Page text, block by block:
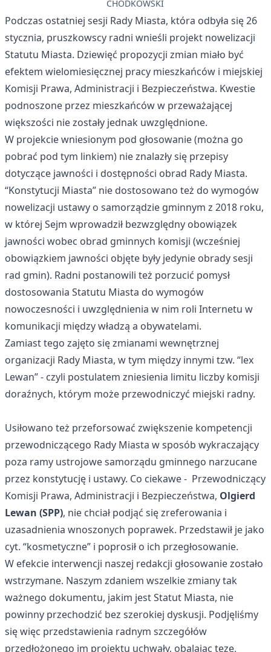
CHODKOWSKI
Podczas ostatniej sesji Rady Miasta, która odbyła się 26
stycznia, pruszkowscy radni wnieśli projekt nowelizacji
Statutu Miasta. Dziewięć propozycji zmian miało być
efektem wielomiesięcznej pracy mieszkańców i miejskiej
Komisji Prawa, Administracji i Bezpieczeństwa. Kwestie
podnoszone przez mieszkańców w przeważającej
większości nie zostały jednak uwzględnione.
W projekcie wniesionym pod głosowanie (można go
pobrać pod tym linkiem) nie znalazły się przepisy
dotyczące jawności i dostępności obrad Rady Miasta.
“Konstytucji Miasta” nie dostosowano też do wymogów
nowelizacji ustawy o samorządzie gminnym z 2018 roku,
w której Sejm wprowadził bezwzględny obowiązek
jawności wobec obrad gminnych komisji (wcześniej
obowiązkiem jawności objęte były jedynie obrady sesji
rad gmin). Radni postanowili też porzucić pomysł
dostosowania Statutu Miasta do wymogów
nowoczesności i uwzględnienia w nim roli Internetu w
komunikacji między władzą a obywatelami.
Zamiast tego zajęto się zmianami wewnętrznej
organizacji Rady Miasta, w tym między innymi tzw. “lex
Lewan” - czyli postulatem zniesienia limitu liczby komisji
doraźnych, którym może przewodniczyć miejski radny.
Usiłowano też przeforsować zwiększenie kompetencji
przewodniczącego Rady Miasta w sposób wykraczający
poza ramy ustrojowe samorządu gminnego narzucane
przez konstytucję i ustawy. Co ciekawe - Przewodniczący
Komisji Prawa, Administracji i Bezpieczeństwa, Olgierd
Lewan (SPP), nie chciał podjąć się zreferowania i
uzasadnienia wnoszonych poprawek. Przedstawił je jako
cyt. “kosmetyczne” i poprosił o ich przegłosowanie.
W efekcie interwencji naszej redakcji głosowanie zostało
wstrzymane. Naszym zdaniem wszelkie zmiany tak
ważnego dokumentu, jakim jest Statut Miasta, nie
powinny przechodzić bez szerokiej dyskusji. Podjęliśmy
się więc przedstawienia radnym szczegółów
przedłożonego im projektu uchwały, obalając tezę,